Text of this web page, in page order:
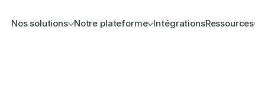
Nos solutions Notre plateforme IntégrationsRessources